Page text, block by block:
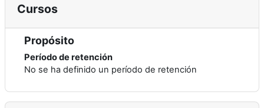
Cursos
Propósito
Período de retención
No se ha definido un período de retención